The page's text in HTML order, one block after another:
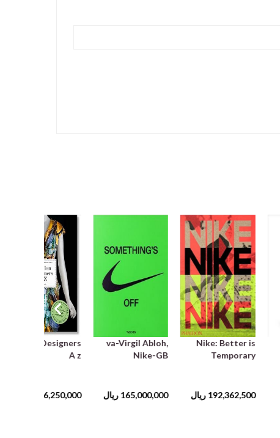
Nike: Better is
Temporary
192,362,500 ریال
va-Virgil Abloh,
Nike-GB
165,000,000 ریال
Fashion Designers
A z
206,250,000